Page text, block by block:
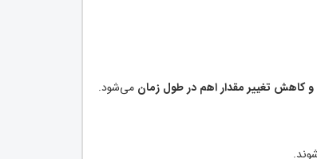
و کاهش تغییر مقدار اهم در طول زمان می‌شود.